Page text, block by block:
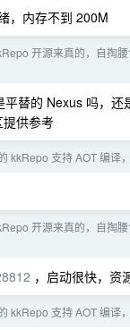
，内存不到 200M
开源来真的，自掏
替的 Nexus 吗，
供参考
kkRepo 支持 AOT 编译
开源来真的，自掏
，启动很快，资
kkRepo 支持 AOT 编译